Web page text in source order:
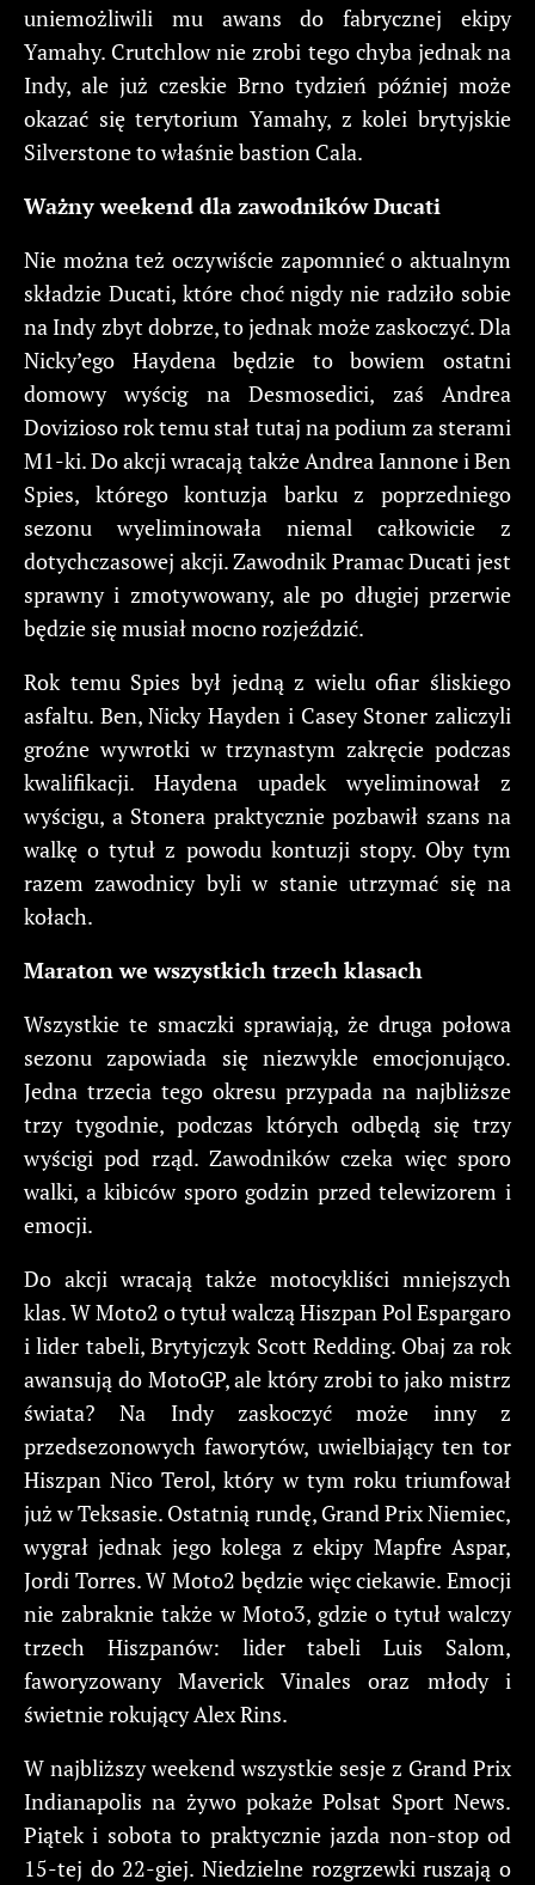
uniemożliwili mu awans do fabrycznej ekipy
Yamahy. Crutchlow nie zrobi tego chyba jednak na
Indy, ale już czeskie Brno tydzień później może
okazać się terytorium Yamahy, z kolei brytyjskie
Silverstone to właśnie bastion Cala.
Ważny weekend dla zawodników Ducati
Nie można też oczywiście zapomnieć o aktualnym
składzie Ducati, które choć nigdy nie radziło sobie
na Indy zbyt dobrze, to jednak może zaskoczyć. Dla
Nicky’ego Haydena będzie to bowiem ostatni
domowy wyścig na Desmosedici, zaś Andrea
Dovizioso rok temu stał tutaj na podium za sterami
M1-ki. Do akcji wracają także Andrea Iannone i Ben
Spies, którego kontuzja barku z poprzedniego
sezonu wyeliminowała niemal całkowicie z
dotychczasowej akcji. Zawodnik Pramac Ducati jest
sprawny i zmotywowany, ale po długiej przerwie
będzie się musiał mocno rozjeździć.
Rok temu Spies był jedną z wielu ofiar śliskiego
asfaltu. Ben, Nicky Hayden i Casey Stoner zaliczyli
groźne wywrotki w trzynastym zakręcie podczas
kwalifikacji. Haydena upadek wyeliminował z
wyścigu, a Stonera praktycznie pozbawił szans na
walkę o tytuł z powodu kontuzji stopy. Oby tym
razem zawodnicy byli w stanie utrzymać się na
kołach.
Maraton we wszystkich trzech klasach
Wszystkie te smaczki sprawiają, że druga połowa
sezonu zapowiada się niezwykle emocjonująco.
Jedna trzecia tego okresu przypada na najbliższe
trzy tygodnie, podczas których odbędą się trzy
wyścigi pod rząd. Zawodników czeka więc sporo
walki, a kibiców sporo godzin przed telewizorem i
emocji.
Do akcji wracają także motocykliści mniejszych
klas. W Moto2 o tytuł walczą Hiszpan Pol Espargaro
i lider tabeli, Brytyjczyk Scott Redding. Obaj za rok
awansują do MotoGP, ale który zrobi to jako mistrz
świata? Na Indy zaskoczyć może inny z
przedsezonowych faworytów, uwielbiający ten tor
Hiszpan Nico Terol, który w tym roku triumfował
już w Teksasie. Ostatnią rundę, Grand Prix Niemiec,
wygrał jednak jego kolega z ekipy Mapfre Aspar,
Jordi Torres. W Moto2 będzie więc ciekawie. Emocji
nie zabraknie także w Moto3, gdzie o tytuł walczy
trzech Hiszpanów: lider tabeli Luis Salom,
faworyzowany Maverick Vinales oraz młody i
świetnie rokujący Alex Rins.
W najbliższy weekend wszystkie sesje z Grand Prix
Indianapolis na żywo pokaże Polsat Sport News.
Piątek i sobota to praktycznie jazda non-stop od
15-tej do 22-giej. Niedzielne rozgrzewki ruszają o